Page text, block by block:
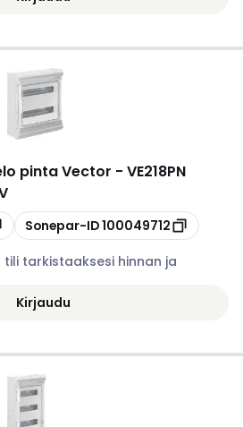
pinta Vector - VE218PN
Kopioi
Sonepar-ID100049712
tarkistaaksesi hinnan ja
Kirjaudu